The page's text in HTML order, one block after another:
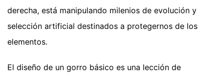
derecha, está manipulando milenios de evolución y
selección artificial destinados a protegernos de los
elementos.
El diseño de un gorro básico es una lección de